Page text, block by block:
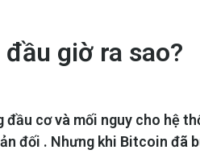
giờ ra sao?
cơ và mối nguy cho hệ
đối . Nhưng khi Bitcoin đã